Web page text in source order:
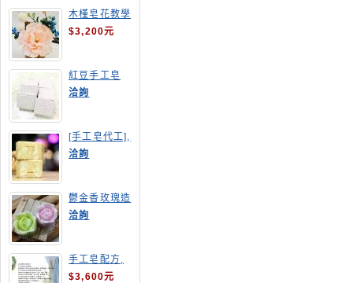
木槿皂花教學
$3,200元
紅豆手工皂
洽詢
[手工皂代工],
羊奶皂
洽詢
鬱金香玫瑰造
型手工皂
洽詢
手工皂配方,
手工皂教學
$3,600元